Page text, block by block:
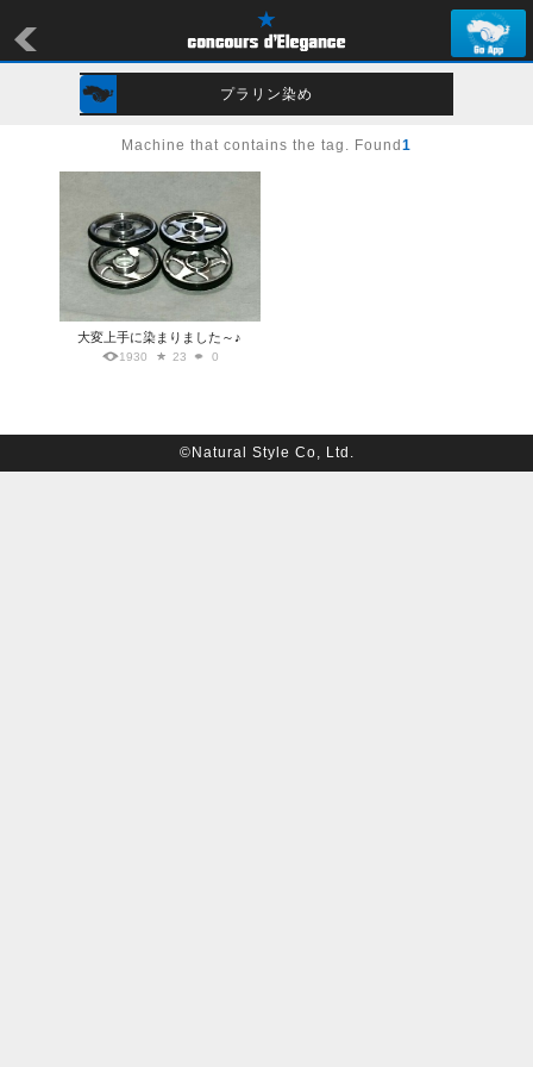
プラリン染め
Machine that contains the tag. Found 1
大変上手に染まりました～♪
1930 23 0
©Natural Style Co, Ltd.